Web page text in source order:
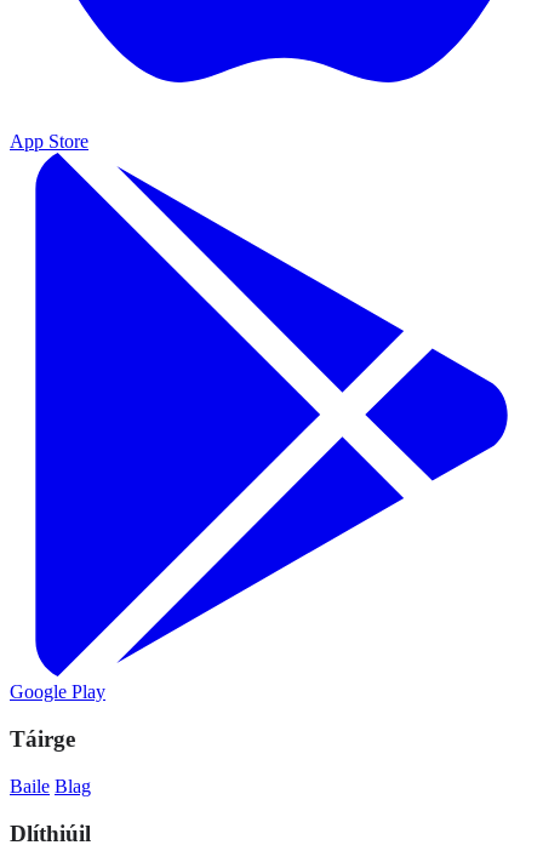
App Store
Google Play
Táirge
Baile Blag
Dlíthiúil